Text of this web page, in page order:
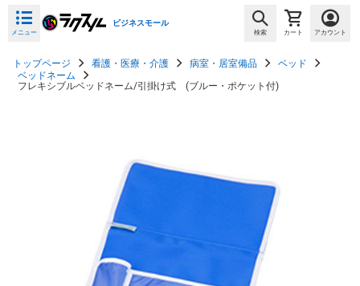
メニュー
ビジネスモール
検索 カート アカウント
トップページ 看護・医療・介護 病室・居室備品
ベッド
ベッドネーム
フレキシブルベッドネーム/引掛け式 (ブルー・ポケット付)